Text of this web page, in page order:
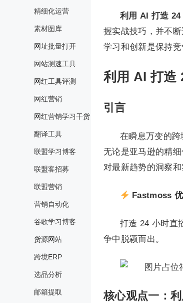
精细化运营
素材图库
网址批量打开
网站测速工具
网红工具评测
网红营销
网红营销学习干货
翻译工具
联盟学习博客
联盟客招募
联盟营销
营销自动化
谷歌学习博客
货源网站
跨境ERP
选品分析
邮箱提取
利用 AI 打造 24
握实战技巧，并不
学习和创新是保持竞
利用 AI 打造
引言
在瞬息万变的跨
无论是亚马逊的精
对最新趋势的洞察
Fastmoss
打造 24 小时直
争中脱颖而出。
核心观点一：